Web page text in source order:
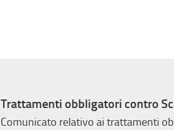
Trattamenti obbligatori contro
Comunicato relativo ai trattamenti